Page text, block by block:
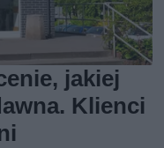
jakiej
Klienci